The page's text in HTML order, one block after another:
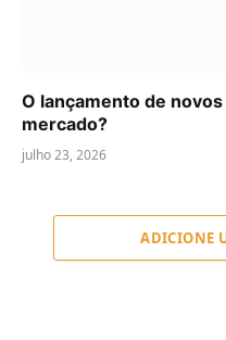
O lançamento de
mercado?
julho 23, 2026
ADICIONE